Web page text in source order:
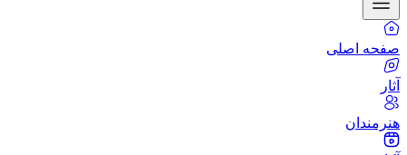
صفحه اصلی
آثار
هنرمندان